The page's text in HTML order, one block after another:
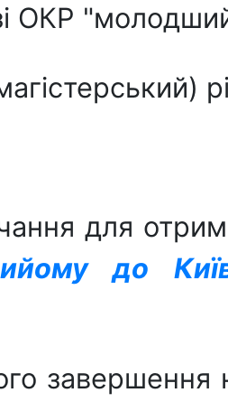
ОКР
для
до